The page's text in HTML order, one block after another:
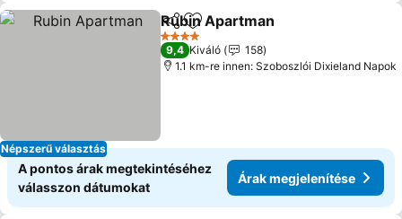
Népszerű választás
Megosztás
Hozzáadás a kedvencekhez
Rubin Apartman
4 Kategória
9,4 Kiváló
158
1.1 km-re innen: Szoboszlói Dixieland Napok
A pontos árak megtekintéséhez
válasszon dátumokat
Árak megjelenítése